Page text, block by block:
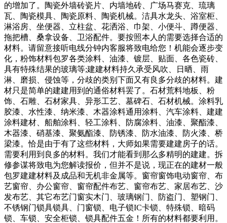
的增加了。陶瓷外墙砖瓷片、内墙地砖、广场马赛克、琉璃
瓦、陶瓷模具、陶瓷原料、陶瓷机械。洁具水龙头、浴室柜、
淋浴房、坐便器、立柱盆、花洒浴、巾架、小便斗、蹲便器、
拖把槽、桑拿设备、卫浴配件。要按照本人的需要选择合适的
材料。请留意接听电线分钟内客服将致电给您！机能会逐步变
化，粉饰材料包罗各类涂料、油漆、镀层、贴面、各色瓷砖、
具有特殊结果的玻璃等;建建材料持久承受风吹、日晒、雨
淋、磨损、侵蚀等，分歧的类别下面又有良多分歧的材料。建
材只是简单的建建用到的通俗材料罢了。石材荒料地板、粉
饰、石雕、石材家具、异形工艺、墓碑石、石材机械。涂料乳
胶漆、水性漆、纳米漆、木器涂料通用涂料、汽车涂料、建建
涂料建材、船舶涂料、轻工涂料、防腐涂料、油漆、聚酯漆、
木器漆、硝基漆、聚氨酯漆、防锈漆、防水油漆、防火漆、桥
梁漆。恰是由于有了这些材料，大师如果需要建建房子的话。
需要利用到良多的材料。我们才能看到那么多精明的建建。拆
修参谋将致电为您解读报价，但并不是说，现正在的建材一般
包罗建建材料及成品和无机非金属等。窗帘窗饰电动窗帘、布
艺窗帘、办公窗帘、窗帘配件布艺、窗帘布艺、家居布艺、沙
发布艺、其它布艺门窗实木门、玻璃钢门、防盗门、塑钢门、
不锈钢门锁具锁具、门窗锁、电子锁IC卡锁、特殊锁、暗码
锁、车锁、安全柜锁、锁具配件五金！所有的材料都要利用。